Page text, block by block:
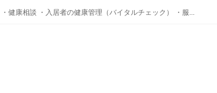
健康相談 ・入居者の健康管理（バイタルチェック） ・服...